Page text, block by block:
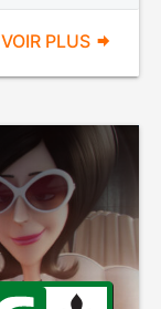
VOIR PLUS